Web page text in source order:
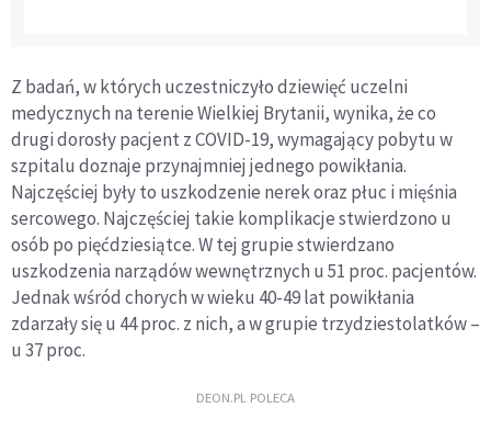
Z badań, w których uczestniczyło dziewięć uczelni
medycznych na terenie Wielkiej Brytanii, wynika, że co
drugi dorosły pacjent z COVID-19, wymagający pobytu w
szpitalu doznaje przynajmniej jednego powikłania.
Najczęściej były to uszkodzenie nerek oraz płuc i mięśnia
sercowego. Najczęściej takie komplikacje stwierdzono u
osób po pięćdziesiątce. W tej grupie stwierdzano
uszkodzenia narządów wewnętrznych u 51 proc. pacjentów.
Jednak wśród chorych w wieku 40-49 lat powikłania
zdarzały się u 44 proc. z nich, a w grupie trzydziestolatków –
u 37 proc.
DEON.PL POLECA